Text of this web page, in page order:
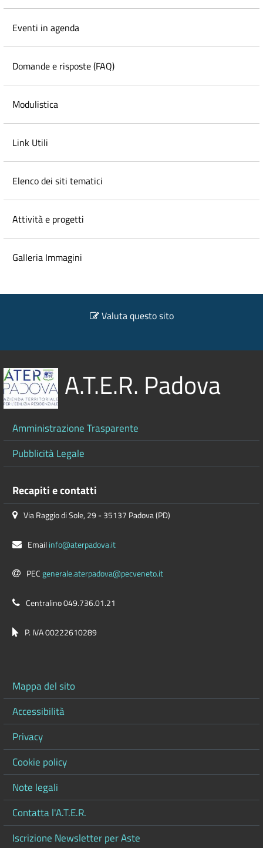
Eventi in agenda
Domande e risposte (FAQ)
Modulistica
Link Utili
Elenco dei siti tematici
Attività e progetti
Galleria Immagini
Valuta questo sito
A.T.E.R. Padova
Amministrazione Trasparente
Pubblicità Legale
Recapiti e contatti
Via Raggio di Sole, 29 - 35137 Padova (PD)
Emailinfo@aterpadova.it
PECgenerale.aterpadova@pecveneto.it
Centralino 049.736.01.21
P. IVA 00222610289
Mappa del sito
Accessibilità
Privacy
Cookie policy
Note legali
Contatta l'A.T.E.R.
Iscrizione Newsletter per Aste